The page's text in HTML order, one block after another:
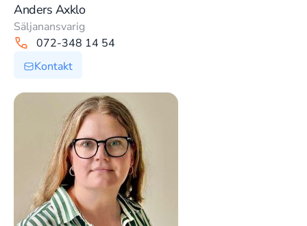
Anders Axklo
Säljanansvarig
072-348 14 54
Kontakt